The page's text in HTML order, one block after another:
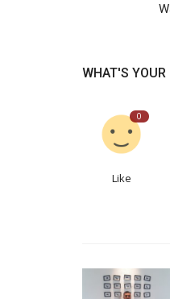
WHAT'S YOUR
0
Like